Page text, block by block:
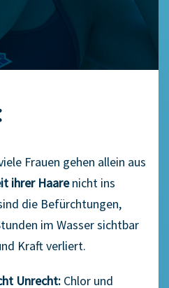
Frauen gehen allein aus
ihrer Haarenicht ins
die Befürchtungen,
im Wasser sichtbar
Kraft verliert.
Unrecht: Chlor und